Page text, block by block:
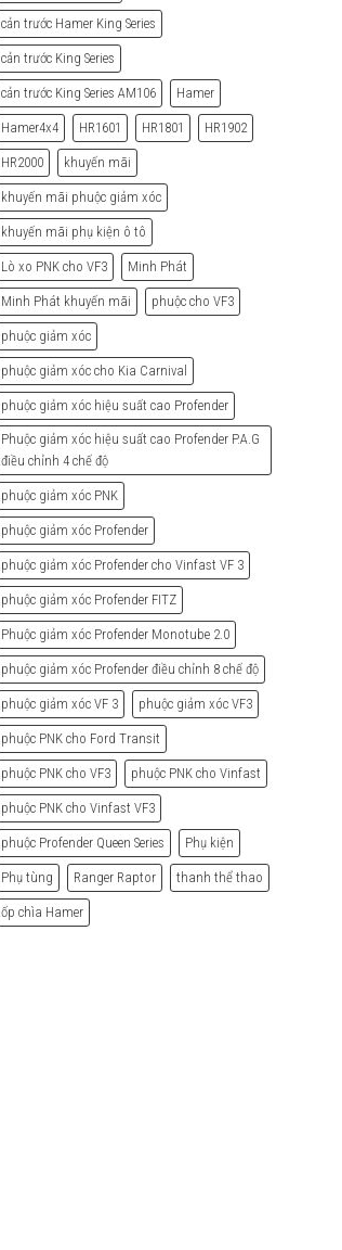
cản trước Hamer King Series
cản trước King Series
cản trước King Series AM106 Hamer
Hamer4x4 HR1601 HR1801 HR1902
HR2000 khuyến mãi
khuyến mãi phuộc giảm xóc
khuyến mãi phụ kiện ô tô
Lò xo PNK cho VF3 Minh Phát
Minh Phát khuyến mãi phuộc cho VF3
phuộc giảm xóc
phuộc giảm xóc cho Kia Carnival
phuộc giảm xóc hiệu suất cao Profender
Phuộc giảm xóc hiệu suất cao Profender P.A.G
điều chỉnh 4 chế độ
phuộc giảm xóc PNK
phuộc giảm xóc Profender
phuộc giảm xóc Profender cho Vinfast VF 3
phuộc giảm xóc Profender FITZ
Phuộc giảm xóc Profender Monotube 2.0
phuộc giảm xóc Profender điều chỉnh 8 chế độ
phuộc giảm xóc VF 3 phuộc giảm xóc VF3
phuộc PNK cho Ford Transit
phuộc PNK cho VF3 phuộc PNK cho Vinfast
phuộc PNK cho Vinfast VF3
phuộc Profender Queen Series Phụ kiện
Phụ tùng Ranger Raptor thanh thể thao
ốp chìa Hamer